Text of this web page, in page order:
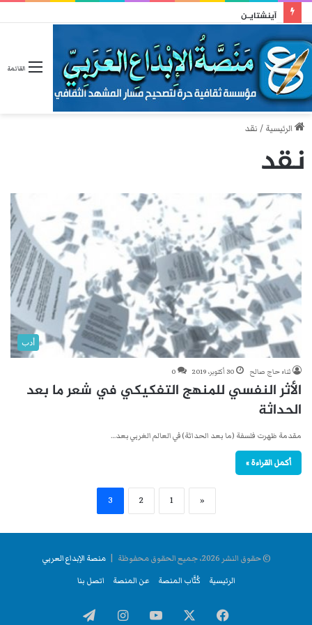
آينشتايـن
القائمة
الرئيسية / نقد
نقد
أدب
ثناء حاج صالح 30 أكتوبر، 2019 0
الأثر النفسي للمنهج التفكيكي في شعر ما بعد
الحداثة
مقدمة ظهرت فلسفة (ما بعد الحداثة) في العالم الغربي بعد…
أكمل القراءة »
«
1
2
3
© حقوق النشر 2026، جميع الحقوق محفوظة |
منصة الإبداع العربي
الرئيسية
كُتَّاب المنصة عن المنصة اتصل بنا
فيسبوك ‫YouTube انستقرام